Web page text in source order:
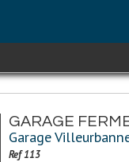
GARAGE
Garage
Ref 113